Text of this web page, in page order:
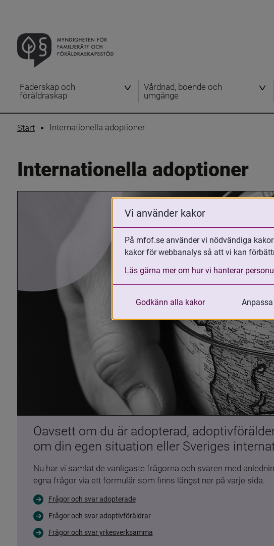
Faderskap och
föräldraskap
Vårdnad, boende och
umgänge
Start Internationella adoptioner
Internationella adoptioner
Oavsett om du är adopterad,
om din egen situation eller Sveriges
Nu har vi samlat de vanligaste frågorna och svaren med
egna frågor via ett formulär som finns längst ner på varje sida.
Frågor och svar adopterade
Frågor och svar adoptivföräldrar
Frågor och svar yrkesverksamma
Vi använder kakor
På mfof.se använder vi nödvändiga
kakor för webbanalys så att vi kan
Läs gärna mer om hur vi hanterar
Godkänn alla kakor